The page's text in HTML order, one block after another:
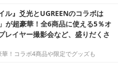
ル』爻光とUGREENのコラボは
が超豪華！全6商品に使える5％オ
レイヤー撮影会など、盛りだくさ
！コラボ4商品や限定でグッズも